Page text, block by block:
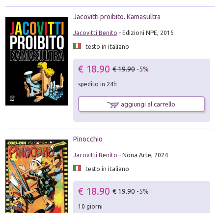
Jacovitti proibito. Kamasultra
Jacovitti Benito - Edizioni NPE, 2015
testo in italiano
€ 18.90 € 19.90 -5%
spedito in 24h
aggiungi al carrello
Pinocchio
Jacovitti Benito - Nona Arte, 2024
testo in italiano
€ 18.90 € 19.90 -5%
10 giorni